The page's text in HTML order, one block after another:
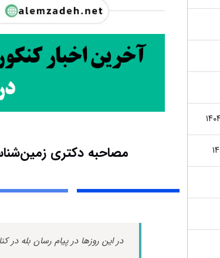
مصاحبه دکتری
در این روزها در پیام رسان بله در